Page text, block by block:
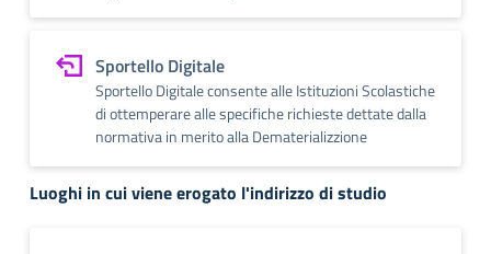
Sportello Digitale
Sportello Digitale consente alle Istituzioni Scolastiche
di ottemperare alle specifiche richieste dettate dalla
normativa in merito alla Dematerializzione
Luoghi in cui viene erogato l'indirizzo di studio